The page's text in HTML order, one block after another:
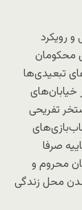
و رویکرد
محکومان
تبعیدی‌ها
خیابان‌های
تفریحی
صرفا
محروم و
شدن محل زندگی‌